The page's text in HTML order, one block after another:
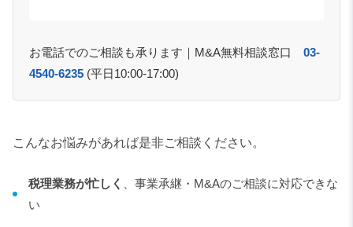
お電話でのご相談も承ります｜M&A無料相談窓口 03-
4540-6235 (平日10:00-17:00)
こんなお悩みがあれば是非ご相談ください。
税理業務が忙しく
、事業承継・M&Aのご相談に対応できな
い